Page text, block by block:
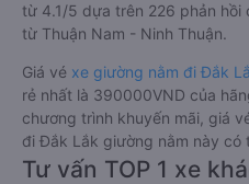
từ 4.1/5 dựa trên 226 phản hồi
từ Thuận Nam - Ninh Thuận.
Giá vé xe giường nằm đi Đắk
rẻ nhất là 390000VND của
chương trình khuyến mãi, giá
đi Đắk Lắk giường nằm này có
Tư vấn TOP 1 xe